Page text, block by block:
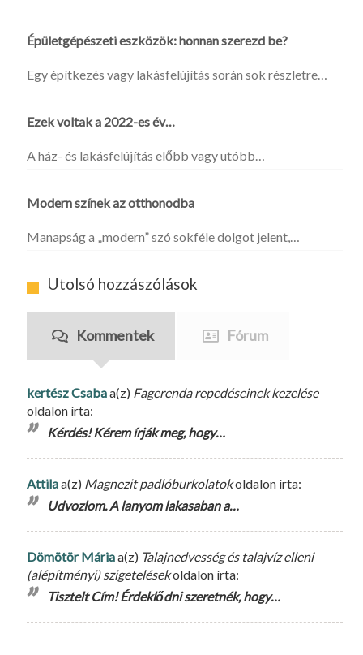
Épületgépészeti eszközök: honnan szerezd be?
Egy építkezés vagy lakásfelújítás során sok részletre…
Ezek voltak a 2022-es év…
A ház- és lakásfelújítás előbb vagy utóbb…
Modern színek az otthonodba
Manapság a „modern” szó sokféle dolgot jelent,…
Utolsó hozzászólások
Kommentek Fórum
kertész Csabaa(z) Fagerenda repedéseinek kezelése
oldalon írta:
Kérdés! Kérem írják meg, hogy…
Attilaa(z) Magnezit padlóburkolatokoldalon írta:
Udvozlom. A lanyom lakasaban a…
Dömötör Máriaa(z) Talajnedvesség és talajvíz elleni
(alépítményi) szigetelésekoldalon írta:
Tisztelt Cím! Érdeklődni szeretnék, hogy…